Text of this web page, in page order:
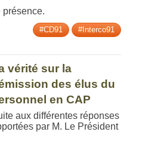
présence.
#CD91 #Interco91
vérité sur la
des élus du
en CAP
aux différentes réponses
par M. Le Président